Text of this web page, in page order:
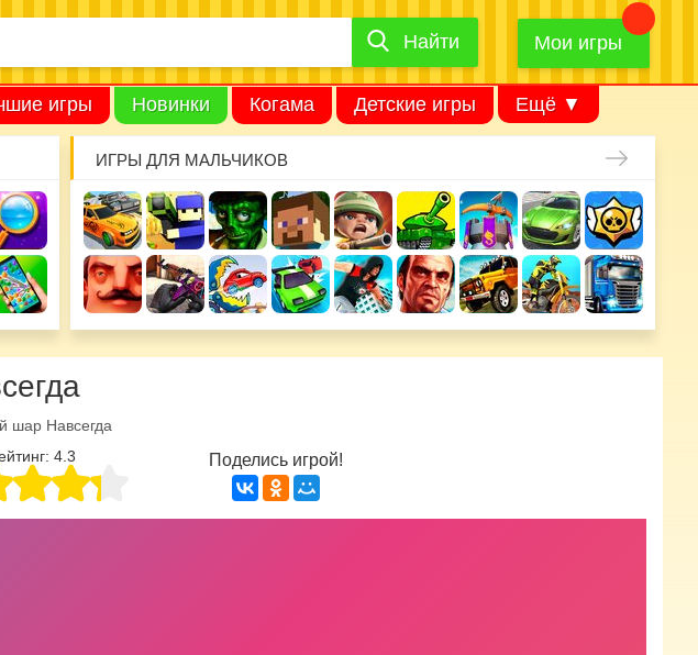
Найти
Найти Мои игры
игры Новинки Когама Детские игры Ещё ▼
ИГРЫ ДЛЯ МАЛЬЧИКОВ
шар Навсегда
4.3 Поделись игрой!